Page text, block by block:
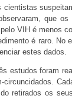
cientistas
que
VIH é menos
é raro. No
estes dados.
estudos foram
circuncidados.
retirados os